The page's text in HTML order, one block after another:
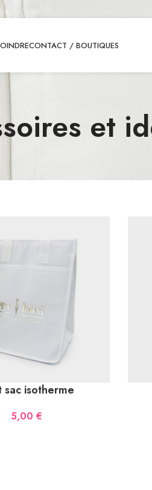
CONTACT / BOUTIQUES
et
sac isotherme
5,00€